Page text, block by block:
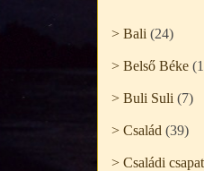
> Bali (24)
> Belső Béke
> Buli Suli (7)
> Család (39)
> Családi